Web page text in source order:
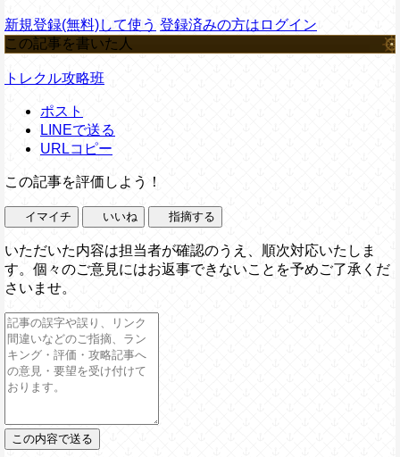
新規登録(無料)して使う 登録済みの方はログイン
この記事を書いた人
トレクル攻略班
ポスト
LINEで送る
URLコピー
この記事を評価しよう！
イマイチ いいね 指摘する
いただいた内容は担当者が確認のうえ、順次対応いたしま
す。個々のご意見にはお返事できないことを予めご了承くだ
さいませ。